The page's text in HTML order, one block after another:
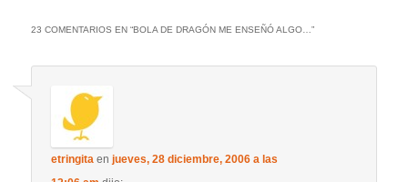
23 COMENTARIOS EN “BOLA DE DRAGÓN ME ENSEÑÓ ALGO…”
etringita enjueves, 28 diciembre, 2006 a las